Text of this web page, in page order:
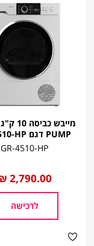
PUMP דגם GR-4510-HP
GR-4510-HP
החל
מ
2,790.00 ₪
לרכישה